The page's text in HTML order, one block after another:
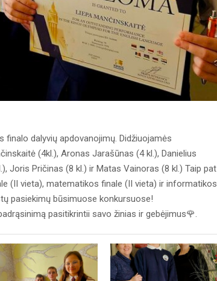
dalyvių apdovanojimų. Didžiuojamės
(4kl.), Aronas Jarašūnas (4 kl.), Danielius
Joris Pričinas (8 kl.) ir Matas Vainoras (8 kl.) Taip pat
(II vieta), matematikos finale (II vieta) ir informatikos
pasiekimų būsimuose konkursuose!
pasitikrintii savo žinias ir gebėjimus🌹.